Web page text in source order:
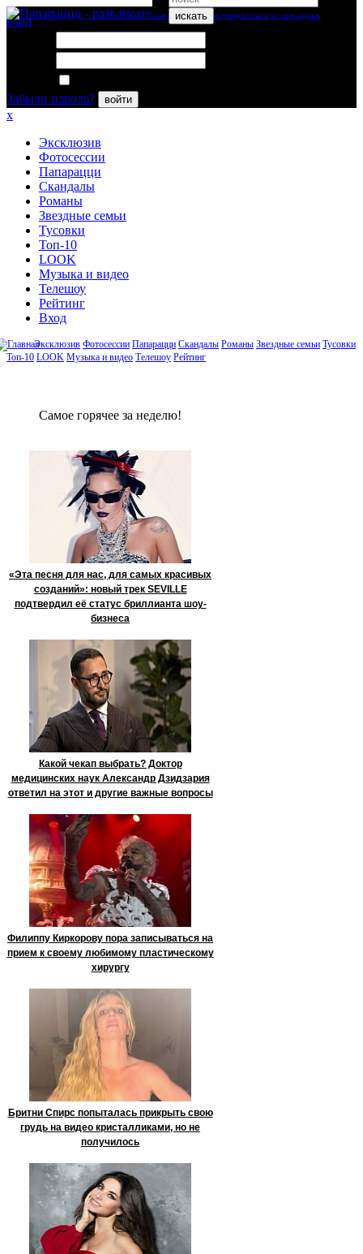
искать
вход
Забыли пароль?
войти
x
Эксклюзив
Фотосессии
Папарацци
Скандалы
Романы
Звездные семьи
Тусовки
Топ-10
LOOK
Музыка и видео
Телешоу
Рейтинг
Вход
Эксклюзив Фотосессии Папарацци Скандалы Романы Звездные семьи Тусовки
Топ-10 LOOK Музыка и видео Телешоу Рейтинг
Сaмое гoрячее за неделю!
«Эта песня для нас, для самых красивых
созданий»: новый трек SEVILLE
подтвердил её статус бриллианта шоу-
бизнеса
Какой чекап выбрать? Доктор
медицинских наук Александр Дзидзария
ответил на этот и другие важные вопросы
Филиппу Киркорову пора записываться на
прием к своему любимому пластическому
хирургу
Бритни Спирс попыталась прикрыть свою
грудь на видео кристалликами, но не
получилось